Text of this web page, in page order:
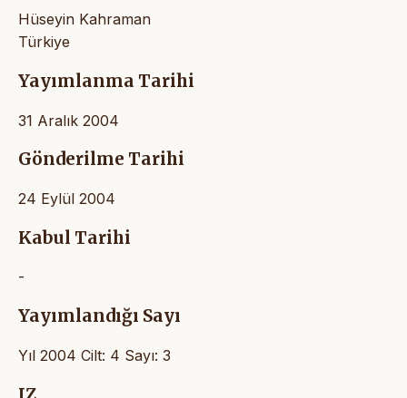
Hüseyin Kahraman
Türkiye
Yayımlanma Tarihi
31 Aralık 2004
Gönderilme Tarihi
24 Eylül 2004
Kabul Tarihi
-
Yayımlandığı Sayı
Yıl 2004 Cilt: 4 Sayı: 3